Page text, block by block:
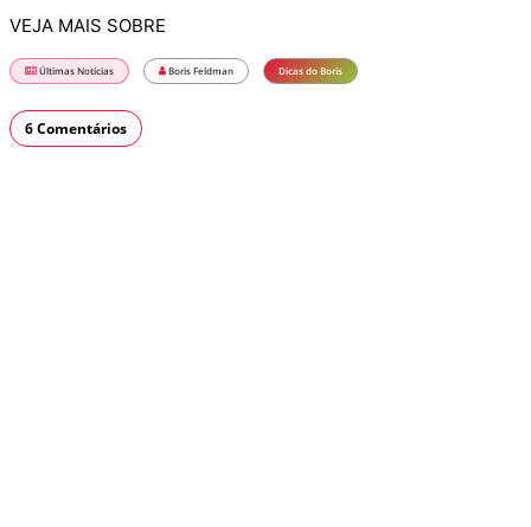
VEJA MAIS SOBRE
Últimas Notícias Boris Feldman Dicas do Boris
6 Comentários